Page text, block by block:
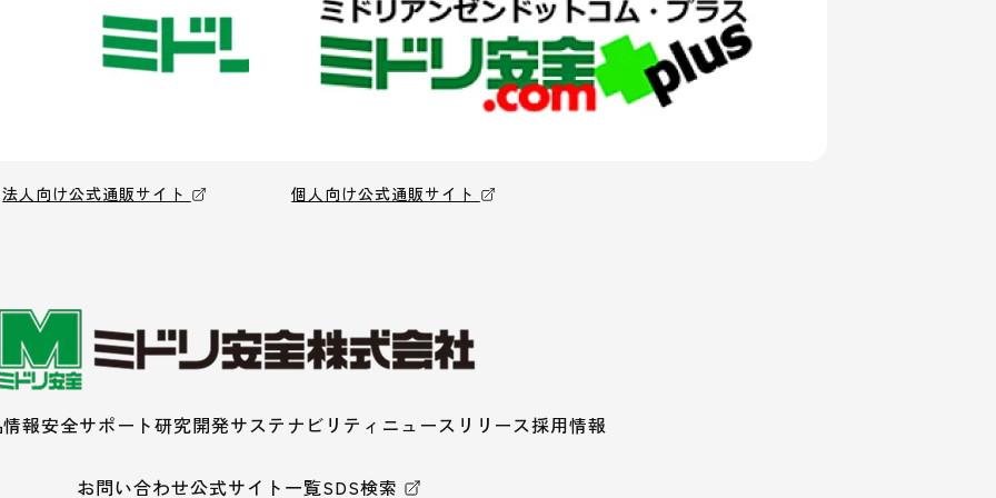
法人向け公式通販サイト 個人向け公式通販サイト
報安全サポート研究開発サステナビリティ ニュースリリース採用情報
お問い合わせ公式サイト一覧SDS検索